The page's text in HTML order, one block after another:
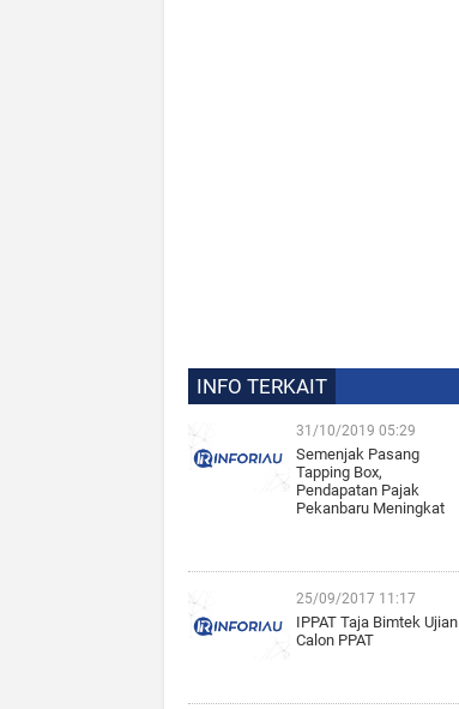
INFO TERKAIT
31/10/2019 05:29
Semenjak Pasang
Tapping Box,
Pendapatan Pajak
Pekanbaru Meningkat
25/09/2017 11:17
IPPAT Taja Bimtek Ujian
Calon PPAT